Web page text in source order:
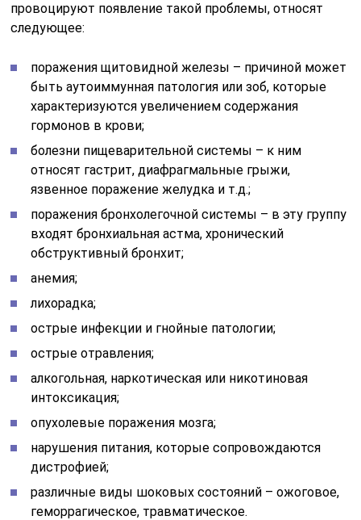
провоцируют появление такой проблемы, относят
следующее:
поражения щитовидной железы – причиной может
быть аутоиммунная патология или зоб, которые
характеризуются увеличением содержания
гормонов в крови;
болезни пищеварительной системы – к ним
относят гастрит, диафрагмальные грыжи,
язвенное поражение желудка и т.д.;
поражения бронхолегочной системы – в эту группу
входят бронхиальная астма, хронический
обструктивный бронхит;
анемия;
лихорадка;
острые инфекции и гнойные патологии;
острые отравления;
алкогольная, наркотическая или никотиновая
интоксикация;
опухолевые поражения мозга;
нарушения питания, которые сопровождаются
дистрофией;
различные виды шоковых состояний – ожоговое,
геморрагическое, травматическое.